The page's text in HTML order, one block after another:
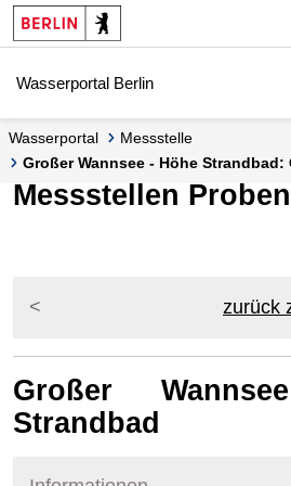
Springe zur Navigation
Springe zum Inhalt
Wasserportal Berlin
Wasserportal
Messstelle
Großer Wannsee - Höhe
Messstellen
zurück
Großer
Strandbad